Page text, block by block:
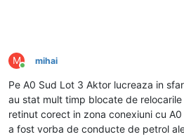
M
Conectat
mihai
Pe A0 Sud Lot 3 Aktor lucreaza in
au stat mult timp blocate de
retinut corect in zona conexiuni cu
a fost vorba de conducte de petrol